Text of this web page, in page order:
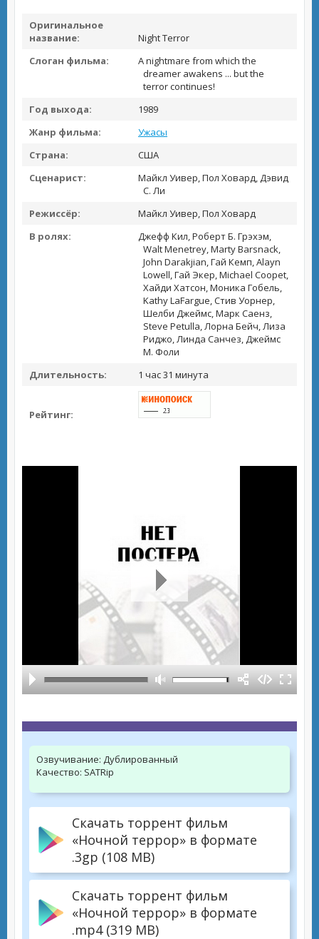
Оригинальное
название:
Night Terror
Слоган фильма:
A nightmare from which the
dreamer awakens ... but the
terror continues!
Год выхода:
1989
Жанр фильма:
Ужасы
Страна:
США
Сценарист:
Майкл Уивер, Пол Ховард, Дэвид
С. Ли
Режиссёр:
Майкл Уивер, Пол Ховард
В ролях:
Джефф Кил, Роберт Б. Грэхэм,
Walt Menetrey, Marty Barsnack,
John Darakjian, Гай Кемп, Alayn
Lowell, Гай Экер, Michael Coopet,
Хайди Хатсон, Моника Гобель,
Kathy LaFargue, Стив Уорнер,
Шелби Джеймс, Марк Саенз,
Steve Petulla, Лорна Бейч, Лиза
Риджо, Линда Санчез, Джеймс
М. Фоли
Длительность:
1 час 31 минута
Рейтинг:
Озвучивание: Дублированный
Качество: SATRip
Скачать торрент фильм
«Ночной террор» в формате
.3gp (108 MB)
Скачать торрент фильм
«Ночной террор» в формате
.mp4 (319 MB)